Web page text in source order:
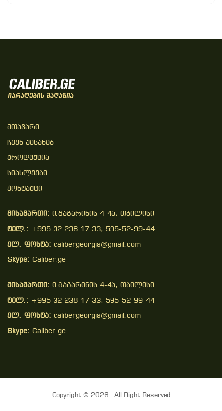
Მთავარი
Ჩვენ Შესახებ
Პროდუქცია
Სიახლეები
Კონტაქტი
მისამართი: ი.გაგარინის 4-4ა, თბილისი
ტელ.: +995 32 238 17 33, 595-52-99-44
ელ. ფოსტა: calibergeorgia@gmail.com
Skype: Caliber.ge
მისამართი: ი.გაგარინის 4-4ა, თბილისი
ტელ.: +995 32 238 17 33, 595-52-99-44
ელ. ფოსტა: calibergeorgia@gmail.com
Skype: Caliber.ge
Copyright © 2026 . All Right Reserved